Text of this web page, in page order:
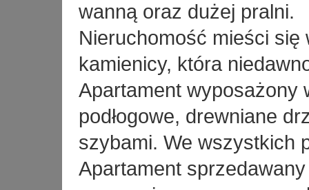
wanną oraz dużej pralni.
Nieruchomość mieści
kamienicy, która
Apartament wyposażony
podłogowe, drewniane
szybami. We wszystkich
Apartament